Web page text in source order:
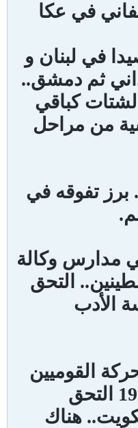
في عكا
في لبنان و
ثم دمشق..
كباقي
من مراحل
برز تفوقه في
مدارس وكالة
التحق
الأدب
القوميين
العرب.. وفي عام 1960 التحق
هناك